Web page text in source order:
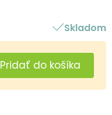
Skladom
Pridať do košíka